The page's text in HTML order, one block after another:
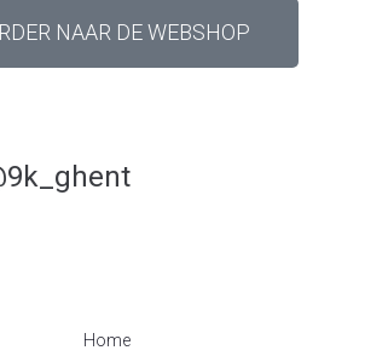
NAAR DE WEBSHOP
Home